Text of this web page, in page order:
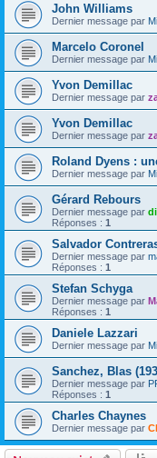
John Williams
Dernier message par
Marcelo Coronel
Dernier message par
Yvon Demillac
Dernier message par
Yvon Demillac
Dernier message par
Roland Dyens :
Dernier message par
Gérard Rebours
Dernier message par
Réponses : 1
Salvador
Dernier message par
Réponses : 1
Stefan Schyga
Dernier message par
Réponses : 1
Daniele Lazzari
Dernier message par
Sanchez, Blas
Dernier message par
Réponses : 1
Charles Chaynes
Dernier message par